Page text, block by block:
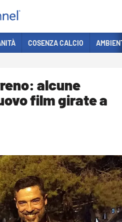
COSENZA CALCIO
alcune
film girate a